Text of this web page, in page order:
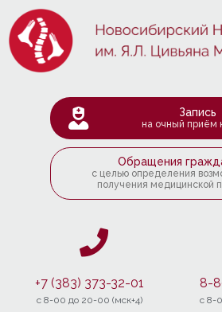
Запись
на очный приём
Обращения
с целью определения
получения медицинской
+7 (383) 373-32-01
c 8-00 до 20-00 (мск+4)
8-
c 8-